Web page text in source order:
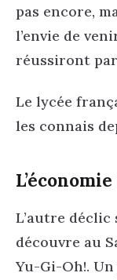
pas encore,
l’envie de
réussiront par
Le lycée
les connais
L’autre déclic
découvre au
Yu-Gi-Oh!.